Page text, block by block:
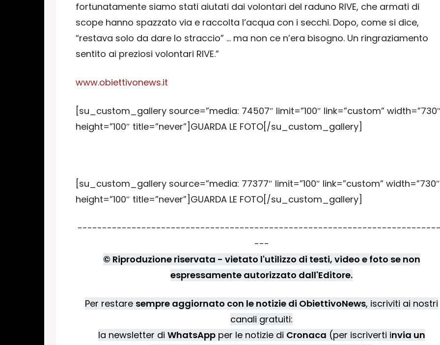
fortunatamente siamo stati aiutati dai volontari del raduno RIVE, che armati di
scope hanno spazzato via e raccolta l’acqua con i secchi. Dopo, come si dice,
“restava solo da dare lo straccio” … ma non ce n’era bisogno. Un ringraziamento
sentito ai preziosi volontari RIVE.”
www.obiettivonews.it
[su_custom_gallery source=”media: 74507″ limit=”100″ link=”custom”
height=”100″ title=”never”]GUARDA LE FOTO[/su_custom_gallery]
[su_custom_gallery source=”media: 77377″ limit=”100″ link=”custom” width=”730″
height=”100″ title=”never”]GUARDA LE FOTO[/su_custom_gallery]
---
© Riproduzione riservata - vietato l'utilizzo di testi, video e foto se non
espressamente autorizzato dall'Editore.
Per restare sempre aggiornato con le notizie di ObiettivoNews, iscriviti ai nostri
canali gratuiti:
la newsletter di WhatsAppper le notizie di Cronaca (per iscriverti invia un